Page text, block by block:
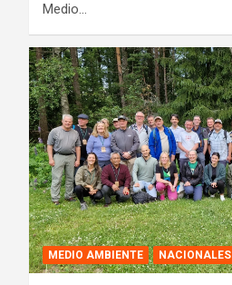
Medio…
MEDIO AMBIENTE NACIONALES